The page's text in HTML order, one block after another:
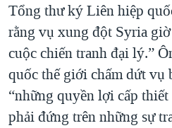
Tổng thư ký Liên hiệp
rằng vụ xung đột Syria
cuộc chiến tranh đại lý.”
quốc thế giới chấm dứt vụ
“những quyền lợi cấp
phải đứng trên những sự